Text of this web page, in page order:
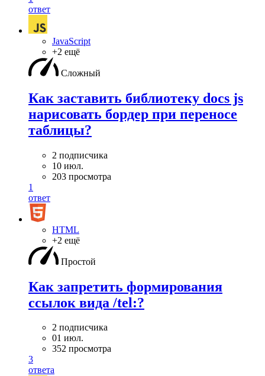
ответ
JavaScript
+2 ещё
Сложный
Как заставить библиотеку docs js
нарисовать бордер при переносе
таблицы?
2 подписчика
10 июл.
203 просмотра
1
ответ
HTML
+2 ещё
Простой
Как запретить формирования
ссылок вида /tel:?
2 подписчика
01 июл.
352 просмотра
3
ответа